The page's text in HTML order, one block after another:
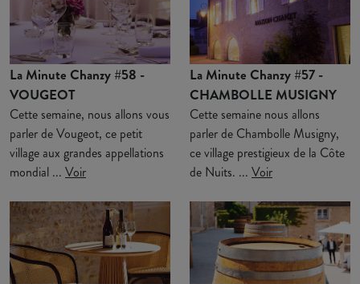
La Minute Chanzy #58 -
VOUGEOT
Cette semaine, nous allons vous
parler de Vougeot, ce petit
village aux grandes appellations
mondial ... Voir
La Minute Chanzy #57 -
CHAMBOLLE MUSIGNY
Cette semaine nous allons
parler de Chambolle Musigny,
ce village prestigieux de la Côte
de Nuits. ... Voir